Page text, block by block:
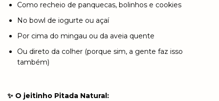
Como recheio de panquecas, bolinhos e cookies
No bowl de iogurte ou açaí
Por cima do mingau ou da aveia quente
Ou direto da colher (porque sim, a gente faz isso
também)
✨ O jeitinho Pitada Natural: